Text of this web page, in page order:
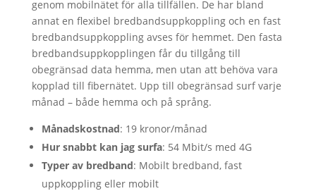
genom mobilnätet för alla tillfällen. De har bland
annat en flexibel bredbandsuppkoppling och en fast
bredbandsuppkoppling avses för hemmet. Den fasta
bredbandsuppkopplingen får du tillgång till
obegränsad data hemma, men utan att behöva vara
kopplad till fibernätet. Upp till obegränsad surf varje
månad – både hemma och på språng.
Månadskostnad: 19 kronor/månad
Hur snabbt kan jag surfa: 54 Mbit/s med 4G
Typer av bredband: Mobilt bredband, fast
uppkoppling eller mobilt